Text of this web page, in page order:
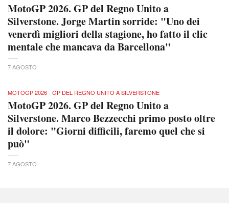
MotoGP 2026. GP del Regno Unito a
Silverstone. Jorge Martin sorride: "Uno dei
venerdì migliori della stagione, ho fatto il clic
mentale che mancava da Barcellona"
7 AGOSTO
MOTOGP 2026 - GP DEL REGNO UNITO A SILVERSTONE
MotoGP 2026. GP del Regno Unito a
Silverstone. Marco Bezzecchi primo posto oltre
il dolore: "Giorni difficili, faremo quel che si
può"
7 AGOSTO